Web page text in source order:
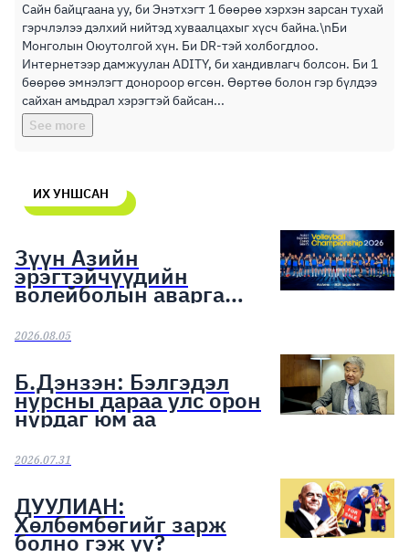
Сайн байцгаана уу, би Энэтхэгт 1 бөөрөө хэрхэн зарсан тухай
гэрчлэлээ дэлхий нийтэд хуваалцахыг хүсч байна.\nБи
Монголын Оюутолгой хүн. Би DR-тэй холбогдлоо.
Интернетээр дамжуулан ADITY, би хандивлагч болсон. Би 1
бөөрөө эмнэлэгт донороор өгсөн. Өөртөө болон гэр бүлдээ
сайхан амьдрал хэрэгтэй байсан...
See more
ИХ УНШСАН
Зүүн Азийн
эрэгтэйчүүдийн
волейболын аварга
шалгаруулах тэмцээн
эхэллээ
2026.08.05
Б.Дэнзэн: Бэлгэдэл
нурсны дараа улс орон
нурдаг юм аа
2026.07.31
ДУУЛИАН:
Хөлбөмбөгийг зарж
болно гэж үү?